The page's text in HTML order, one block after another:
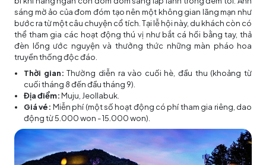
sáng mờ ảo của đom đóm tạo nên một không gian lãng mạn như
bước ra từ một câu chuyện cổ tích. Tại lễ hội này, du khách còn có
thể tham gia các hoạt động thú vị như bắt cá hồi bằng tay, thả
đèn lồng ước nguyện và thưởng thức những màn pháo hoa
truyền thống độc đáo.
Thời gian: Thường diễn ra vào cuối hè, đầu thu (khoảng từ
cuối tháng 8 đến đầu tháng 9).
Địa điểm:Muju, Jeollabuk.
Giá vé: Miễn phí (một số hoạt động có phí tham gia riêng, dao
động từ 5.000 won - 15.000 won).